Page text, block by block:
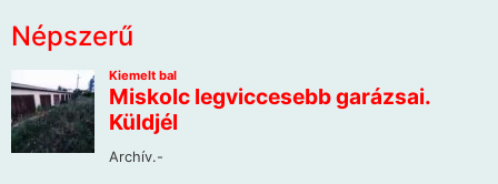
Népszerű